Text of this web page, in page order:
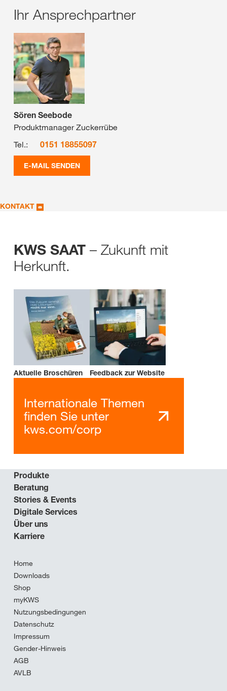
Ihr Ansprechpartner
Sören Seebode
Produktmanager Zuckerrübe
Tel.:
0151 18855097
E-MAIL SENDEN
KONTAKT
KWS SAAT – Zukunft mit
Herkunft.
Aktuelle Broschüren Feedback zur Website
Internationale Themen
finden Sie unter
kws.com/corp
Produkte
Beratung
Stories & Events
Digitale Services
Über uns
Karriere
Home
Downloads
Shop
myKWS
Nutzungsbedingungen
Datenschutz
Impressum
Gender-Hinweis
AGB
AVLB